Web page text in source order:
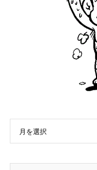
月を選択